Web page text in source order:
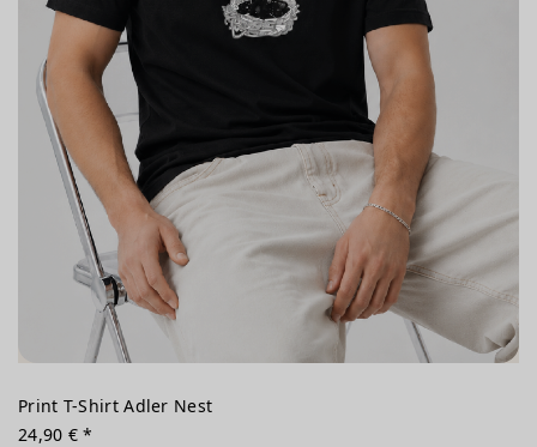
Print T-Shirt Adler Nest
24,90 € *